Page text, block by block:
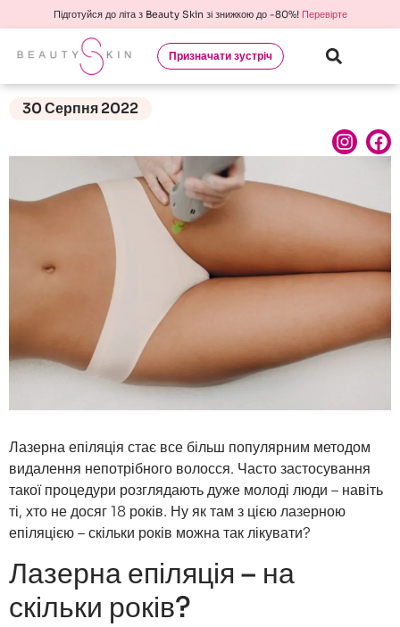
Підготуйся до літа з Beauty Skin зі знижкою до -80%! Перевірте
Призначати зустріч
30 Серпня 2022
Лазерна епіляція стає все більш популярним методом
видалення непотрібного волосся. Часто застосування
такої процедури розглядають дуже молоді люди – навіть
ті, хто не досяг 18 років. Ну як там з цією лазерною
епіляцією – скільки років можна так лікувати?
Лазерна епіляція – на
скільки років?